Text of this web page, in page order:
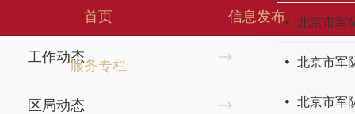
首页 信息发布
服务专栏
时政要闻
工作动态
区局动态
北京市军